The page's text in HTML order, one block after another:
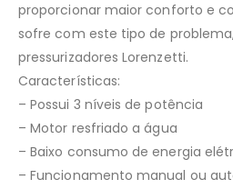
proporcionar maior conforto e
sofre com este tipo de
pressurizadores Lorenzetti.
Características:
– Possui 3 níveis de potência
– Motor resfriado a água
– Baixo consumo de energia
– Funcionamento manual ou